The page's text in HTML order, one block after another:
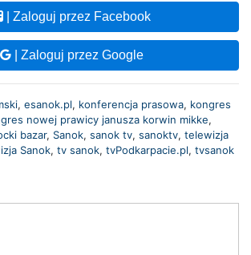
| Zaloguj przez Facebook
| Zaloguj przez Google
, esanok.pl, konferencja prasowa, kongres
nowej prawicy janusza korwin mikke,
bazar, Sanok, sanok tv, sanoktv, telewizja
Sanok, tv sanok, tvPodkarpacie.pl, tvsanok